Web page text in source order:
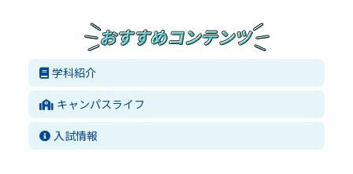
学科紹介
キャンパスライフ
入試情報